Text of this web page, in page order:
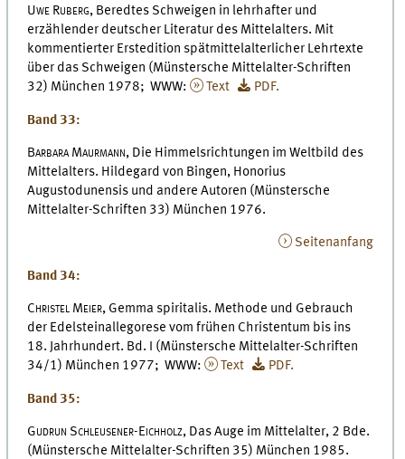
Uwe Ruberg, Beredtes Schweigen in lehrhafter und
erzählender deutscher Literatur des Mittelalters. Mit
kommentierter Erstedition spätmittelalterlicher Lehrtexte
über das Schweigen (Münstersche Mittelalter-Schriften
32) München 1978; WWW:
Text PDF.
Band 33:
Barbara Maurmann, Die Himmelsrichtungen im Weltbild des
Mittelalters. Hildegard von Bingen, Honorius
Augustodunensis und andere Autoren (Münstersche
Mittelalter-Schriften 33) München 1976.
Seitenanfang
Band 34:
Christel Meier, Gemma spiritalis. Methode und Gebrauch
der Edelsteinallegorese vom frühen Christentum bis ins
18. Jahrhundert. Bd. I (Münstersche Mittelalter-Schriften
34/1) München 1977; WWW:
Text PDF.
Band 35:
Gudrun Schleusener-Eichholz, Das Auge im Mittelalter, 2 Bde.
(Münstersche Mittelalter-Schriften 35) München 1985.